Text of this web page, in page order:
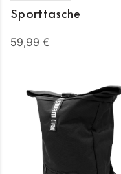
Sporttasche
59,99 €